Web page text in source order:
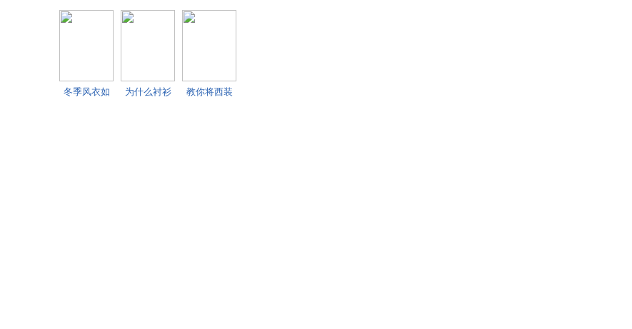
搭
袖
以
冬季风衣如
为什么衬衫
教你将西装